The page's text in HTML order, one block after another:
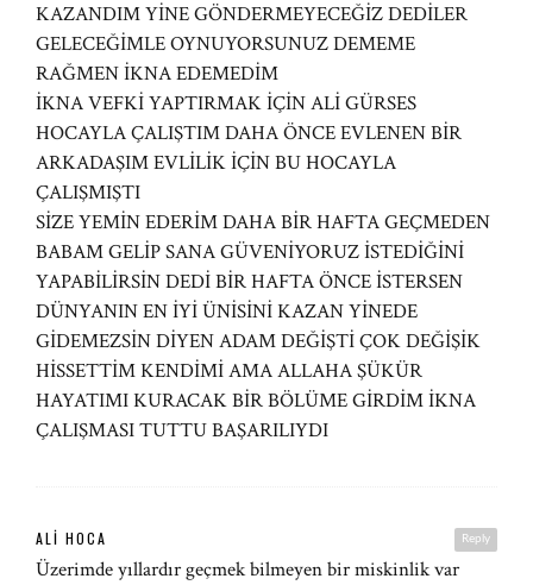
KAZANDIM YİNE GÖNDERMEYECEĞİZ DEDİLER
GELECEĞİMLE OYNUYORSUNUZ DEMEME
RAĞMEN İKNA EDEMEDİM
İKNA VEFKİ YAPTIRMAK İÇİN ALİ GÜRSES
HOCAYLA ÇALIŞTIM DAHA ÖNCE EVLENEN BİR
ARKADAŞIM EVLİLİK İÇİN BU HOCAYLA
ÇALIŞMIŞTI
SİZE YEMİN EDERİM DAHA BİR HAFTA GEÇMEDEN
BABAM GELİP SANA GÜVENİYORUZ İSTEDİĞİNİ
YAPABİLİRSİN DEDİ BİR HAFTA ÖNCE İSTERSEN
DÜNYANIN EN İYİ ÜNİSİNİ KAZAN YİNEDE
GİDEMEZSİN DİYEN ADAM DEĞİŞTİ ÇOK DEĞİŞİK
HİSSETTİM KENDİMİ AMA ALLAHA ŞÜKÜR
HAYATIMI KURACAK BİR BÖLÜME GİRDİM İKNA
ÇALIŞMASI TUTTU BAŞARILIYDI
Reply
ALI HOCA
Üzerimde yıllardır geçmek bilmeyen bir miskinlik var